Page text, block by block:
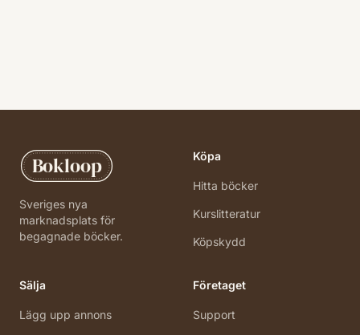
Bokloop
Sveriges nya
marknadsplats för
begagnade böcker.
Köpa
Hitta böcker
Kurslitteratur
Köpskydd
Sälja
Lägg upp annons
Företaget
Support